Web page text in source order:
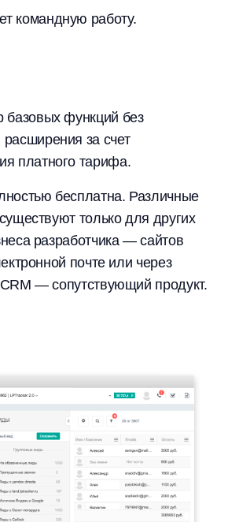
командную работу.
базовых функций без
за счет
платного тарифа.
бесплатна. Различные
только для других
разработчика — сайтов
почте или через
— сопутствующий продукт.